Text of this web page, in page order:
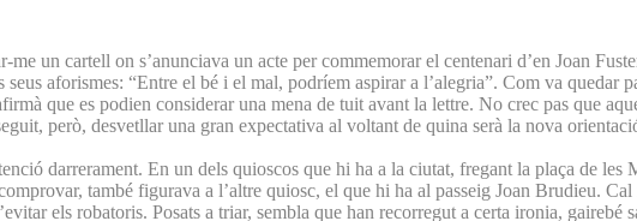
me un cartell on s’anunciava un acte per commemorar el centenari d’en Joan
aforismes: “Entre el bé i el mal, podríem aspirar a l’alegria”. Com va quedar
que es podien considerar una mena de tuit avant la lettre. No crec pas que
però, desvetllar una gran expectativa al voltant de quina serà la nova
darrerament. En un dels quioscos que hi ha a la ciutat, fregant la plaça de
també figurava a l’altre quiosc, el que hi ha al passeig Joan Brudieu.
els robatoris. Posats a triar, sembla que han recorregut a certa ironia, gairebé